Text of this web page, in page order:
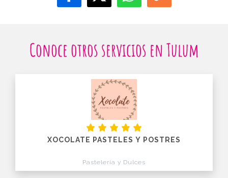
Conoce otros servicios en Tulum
XOCOLATE PASTELES Y POSTRES
Pasteleria y Dulces